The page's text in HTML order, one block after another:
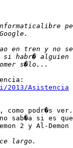
2013/Asistencia
podr�s
sab�a si es que
2 y Al-